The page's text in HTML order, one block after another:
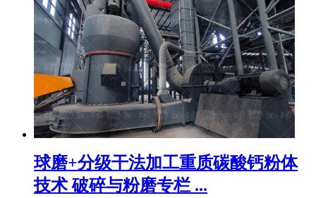
球磨+分级干法加工重质碳酸钙粉体
技术 破碎与粉磨专栏 ...